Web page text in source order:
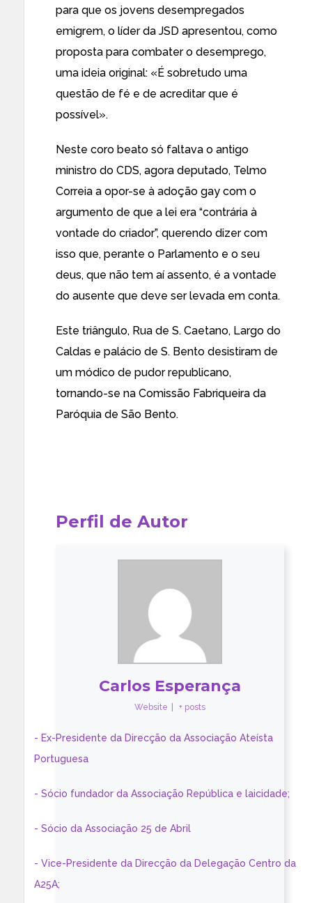
para que os jovens desempregados
emigrem, o líder da JSD apresentou, como
proposta para combater o desemprego,
uma ideia original: «É sobretudo uma
questão de fé e de acreditar que é
possível».
Neste coro beato só faltava o antigo
ministro do CDS, agora deputado, Telmo
Correia a opor-se à adoção gay com o
argumento de que a lei era “contrária à
vontade do criador”, querendo dizer com
isso que, perante o Parlamento e o seu
deus, que não tem aí assento, é a vontade
do ausente que deve ser levada em conta.
Este triângulo, Rua de S. Caetano, Largo do
Caldas e palácio de S. Bento desistiram de
um módico de pudor republicano,
tornando-se na Comissão Fabriqueira da
Paróquia de São Bento.
Perfil de Autor
Carlos Esperança
Website + posts
- Ex-Presidente da Direcção da Associação Ateísta
Portuguesa
- Sócio fundador da Associação República e laicidade;
- Sócio da Associação 25 de Abril
- Vice-Presidente da Direcção da Delegação Centro da
A25A;